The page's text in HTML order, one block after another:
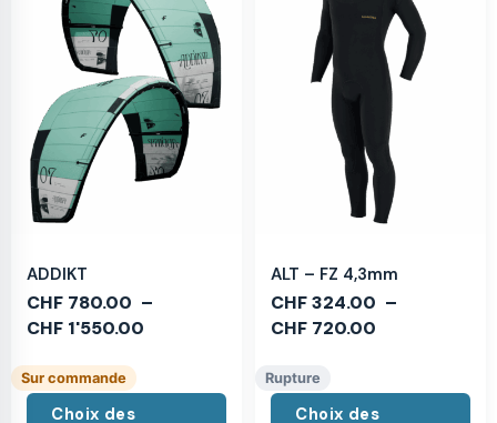
ADDIKT
CHF 780.00 –
CHF 1'550.00
Sur commande
Choix des
ALT – FZ 4,3mm
CHF324.00 –
CHF 720.00
Rupture
Choix des